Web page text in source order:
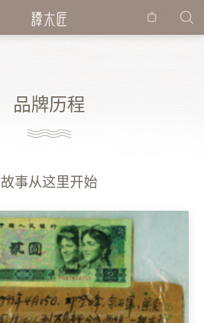
购物
品牌历程
故事从这里开始